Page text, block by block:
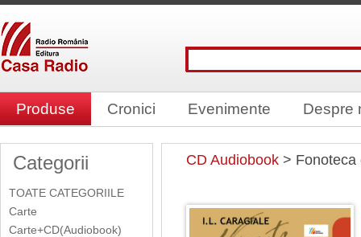
Produse Cronici Evenimente Despre
Categorii
TOATE CATEGORIILE
Carte
Carte+CD(Audiobook)
CD Audiobook > Fonoteca